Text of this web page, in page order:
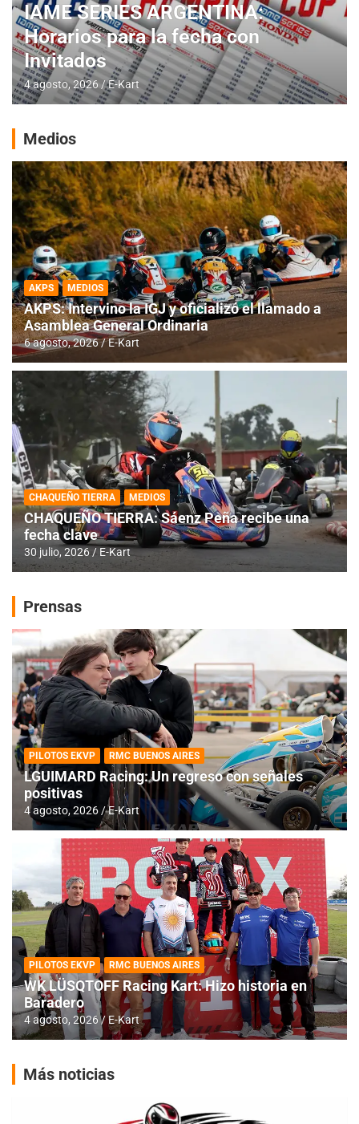
IAME SERIES ARGENTINA:
Horarios para la fecha con
Invitados
4 agosto, 2026 E-Kart
Medios
AKPS MEDIOS
AKPS: Intervino la IGJ y oficializó el llamado a
Asamblea General Ordinaria
6 agosto, 2026 E-Kart
CHAQUEÑO TIERRA MEDIOS
CHAQUEÑO TIERRA: Sáenz Peña recibe una
fecha clave
30 julio, 2026 E-Kart
Prensas
PILOTOS EKVP RMC BUENOS AIRES
LGUIMARD Racing: Un regreso con señales
positivas
4 agosto, 2026 E-Kart
PILOTOS EKVP RMC BUENOS AIRES
WK LÜSQTOFF Racing Kart: Hizo historia en
Baradero
4 agosto, 2026 E-Kart
Más noticias